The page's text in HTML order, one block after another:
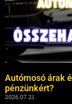
Autómosó árak
pénzünkért?
2026.07.21.